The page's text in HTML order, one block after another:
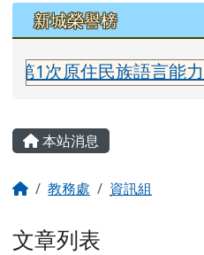
新城榮譽榜
住民族語言能力認證
主內容區域
本站消息
回首頁教務處 資訊組
文章列表